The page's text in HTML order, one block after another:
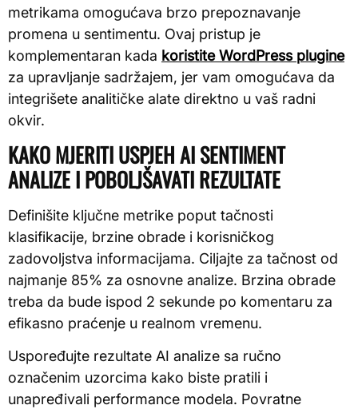
metrikama omogućava brzo prepoznavanje
promena u sentimentu. Ovaj pristup je
komplementaran kada koristite WordPress plugine
za upravljanje sadržajem, jer vam omogućava da
integrišete analitičke alate direktno u vaš radni
okvir.
KAKO MJERITI USPJEH AI SENTIMENT
ANALIZE I POBOLJŠAVATI REZULTATE
Definišite ključne metrike poput tačnosti
klasifikacije, brzine obrade i korisničkog
zadovoljstva informacijama. Ciljajte za tačnost od
najmanje 85% za osnovne analize. Brzina obrade
treba da bude ispod 2 sekunde po komentaru za
efikasno praćenje u realnom vremenu.
Uspoređujte rezultate AI analize sa ručno
označenim uzorcima kako biste pratili i
unapređivali performance modela. Povratne